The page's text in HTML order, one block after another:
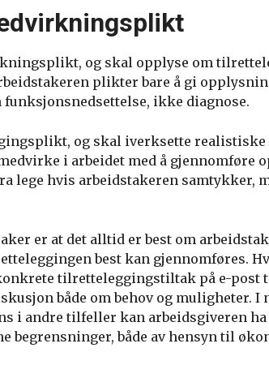
og skal opplyse om
plikter bare å gi
ikke diagnose.
og skal iverksette
i arbeidet med å gjennomføre
lege hvis arbeidstakeren samtykker,
er at det alltid er best om
best kan gjennomføres.
tilretteleggingstiltak på e-post
både om behov og muligheter.
i andre tilfeller kan arbeidsgiveren
både av hensyn til